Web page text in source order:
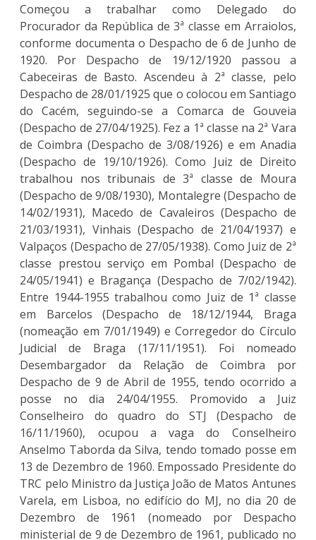
Começou a trabalhar como Delegado do
Procurador da República de 3ª classe em Arraiolos,
conforme documenta o Despacho de 6 de Junho de
1920. Por Despacho de 19/12/1920 passou a
Cabeceiras de Basto. Ascendeu à 2ª classe, pelo
Despacho de 28/01/1925 que o colocou em Santiago
do Cacém, seguindo-se a Comarca de Gouveia
(Despacho de 27/04/1925). Fez a 1ª classe na 2ª Vara
de Coimbra (Despacho de 3/08/1926) e em Anadia
(Despacho de 19/10/1926). Como Juiz de Direito
trabalhou nos tribunais de 3ª classe de Moura
(Despacho de 9/08/1930), Montalegre (Despacho de
14/02/1931), Macedo de Cavaleiros (Despacho de
21/03/1931), Vinhais (Despacho de 21/04/1937) e
Valpaços (Despacho de 27/05/1938). Como Juiz de 2ª
classe prestou serviço em Pombal (Despacho de
24/05/1941) e Bragança (Despacho de 7/02/1942).
Entre 1944-1955 trabalhou como Juiz de 1ª classe
em Barcelos (Despacho de 18/12/1944, Braga
(nomeação em 7/01/1949) e Corregedor do Círculo
Judicial de Braga (17/11/1951). Foi nomeado
Desembargador da Relação de Coimbra por
Despacho de 9 de Abril de 1955, tendo ocorrido a
posse no dia 24/04/1955. Promovido a Juiz
Conselheiro do quadro do STJ (Despacho de
16/11/1960), ocupou a vaga do Conselheiro
Anselmo Taborda da Silva, tendo tomado posse em
13 de Dezembro de 1960. Empossado Presidente do
TRC pelo Ministro da Justiça João de Matos Antunes
Varela, em Lisboa, no edifício do MJ, no dia 20 de
Dezembro de 1961 (nomeado por Despacho
ministerial de 9 de Dezembro de 1961, publicado no